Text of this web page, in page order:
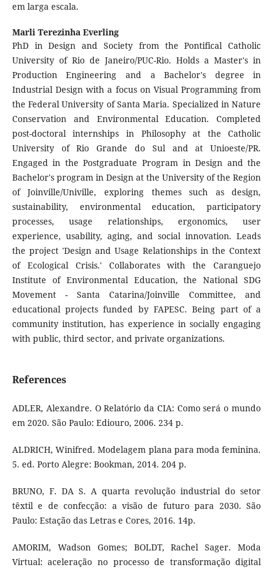
em larga escala.
Marli Terezinha Everling
PhD in Design and Society from the Pontifical Catholic
University of Rio de Janeiro/PUC-Rio. Holds a Master's in
Production Engineering and a Bachelor's degree in
Industrial Design with a focus on Visual Programming from
the Federal University of Santa Maria. Specialized in Nature
Conservation and Environmental Education. Completed
post-doctoral internships in Philosophy at the Catholic
University of Rio Grande do Sul and at Unioeste/PR.
Engaged in the Postgraduate Program in Design and the
Bachelor's program in Design at the University of the Region
of Joinville/Univille, exploring themes such as design,
sustainability, environmental education, participatory
processes, usage relationships, ergonomics, user
experience, usability, aging, and social innovation. Leads
the project 'Design and Usage Relationships in the Context
of Ecological Crisis.' Collaborates with the Caranguejo
Institute of Environmental Education, the National SDG
Movement - Santa Catarina/Joinville Committee, and
educational projects funded by FAPESC. Being part of a
community institution, has experience in socially engaging
with public, third sector, and private organizations.
References
ADLER, Alexandre. O Relatório da CIA: Como será o mundo
em 2020. São Paulo: Ediouro, 2006. 234 p.
ALDRICH, Winifred. Modelagem plana para moda feminina.
5. ed. Porto Alegre: Bookman, 2014. 204 p.
BRUNO, F. DA S. A quarta revolução industrial do setor
têxtil e de confecção: a visão de futuro para 2030. São
Paulo: Estação das Letras e Cores, 2016. 14p.
AMORIM, Wadson Gomes; BOLDT, Rachel Sager. Moda
Virtual: aceleração no processo de transformação digital